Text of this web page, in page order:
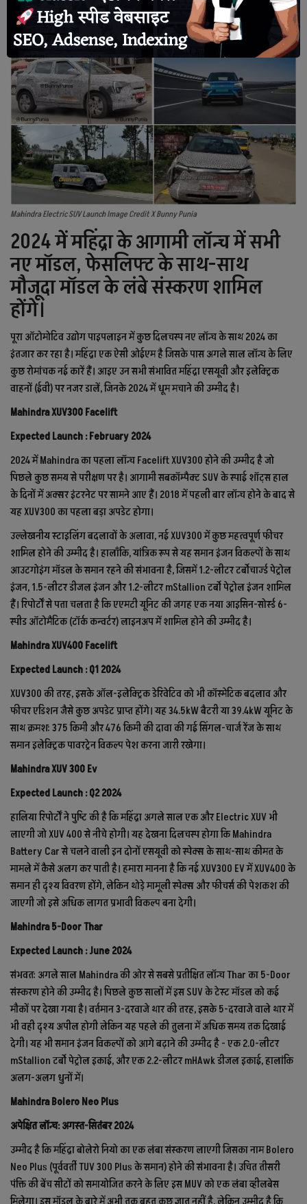
देश
राजनीति
टेक्नोलॉजी
दुनिया
खेल
मानव अधिकार
अन्य
हमें गूगल न्यूज़ पर भी फॉलो करें |
Mahindra Electric SUV Launch Image Credit X Bunny Punia
2024 में महिंद्रा के आगामी लॉन्च में सभी
नए मॉडल, फेसलिफ्ट के साथ-साथ
मौजूदा मॉडल के लंबे संस्करण शामिल
होंगे।
पूरा ऑटोमोटिव उद्योग पाइपलाइन में कुछ दिलचस्प नए लॉन्च के साथ 2024 का
इंतजार कर रहा है। महिंद्रा एक ऐसी ओईएम है जिसके पास अगले साल लॉन्च के लिए
कुछ रोमांचक नई कारें हैं। आइए उन सभी संभावित महिंद्रा एसयूवी और इलेक्ट्रिक
वाहनों (ईवी) पर नजर डालें, जिनके 2024 में धूम मचाने की उम्मीद है।
Mahindra XUV300 Facelift
Expected Launch : February 2024
2024 में Mahindra का पहला लॉन्च Facelift XUV300 होने की उम्मीद है जो
पिछले कुछ समय से परीक्षण पर है। आगामी सबकॉम्पैक्ट SUV के स्पाई शॉट्स हाल
के दिनों में अक्सर इंटरनेट पर सामने आए हैं। 2018 में पहली बार लॉन्च होने के बाद से
यह XUV300 का पहला बड़ा अपडेट होगा।
उल्लेखनीय स्टाइलिंग बदलावों के अलावा, नई XUV300 में कुछ महत्वपूर्ण फीचर
शामिल होने की उम्मीद है। हालाँकि, यांत्रिक रूप से यह समान इंजन विकल्पों के साथ
आउटगोइंग मॉडल के समान रहने की संभावना है, जिसमें 1.2-लीटर टर्बोचार्ज्ड पेट्रोल
इंजन, 1.5-लीटर डीजल इंजन और 1.2-लीटर mStallion टर्बो पेट्रोल इंजन शामिल
हैं। रिपोर्टों से पता चलता है कि एएमटी यूनिट की जगह एक नया आइसिन-सोर्स्ड 6-
स्पीड ऑटोमैटिक (टॉर्क कन्वर्टर) लाइनअप में शामिल होने की उम्मीद है।
Mahindra XUV400 Facelift
Expected Launch : Q1 2024
XUV300 की तरह, इसके ऑल-इलेक्ट्रिक डेरिवेटिव को भी कॉस्मेटिक बदलाव और
फीचर एडिशन जैसे कुछ अपडेट प्राप्त होंगे। यह 34.5kW बैटरी या 39.4kW यूनिट के
साथ क्रमशः 375 किमी और 476 किमी की दावा की गई सिंगल-चार्ज रेंज के साथ
समान इलेक्ट्रिक पावरट्रेन विकल्प पेश करना जारी रखेगा।
Mahindra XUV 300 Ev
Expected Launch : Q2 2024
हालिया रिपोर्टों ने पुष्टि की है कि महिंद्रा अगले साल एक और Electric XUV भी
लाएगी जो XUV 400 से नीचे होगी। यह देखना दिलचस्प होगा कि Mahindra
Battery Car से चलने वाली इन दोनों एसयूवी को स्पेक्स के साथ-साथ कीमत के
मामले में कैसे अलग कर पाती है। हमारा मानना है कि नई XUV300 EV में XUV400 के
समान ही दृश्य विवरण होंगे, लेकिन थोड़े मामूली स्पेक्स और फीचर्स की पेशकश की
जाएगी जो इसे अधिक लागत प्रभावी विकल्प बना देगी।
Mahindra 5-Door Thar
Expected Launch : June 2024
संभवतः अगले साल Mahindra की ओर से सबसे प्रतीक्षित लॉन्च Thar का 5-Door
संस्करण होने की उम्मीद है। पिछले कुछ सालों में इस SUV के टेस्ट मॉडल को कई
मौकों पर देखा गया है। वर्तमान 3-दरवाजे थार की तरह, इसके 5-दरवाजे वाले थार में
भी वही दृश्य अपील होगी लेकिन यह पहले की तुलना में अधिक समय तक दिखाई
देगी। यह भी समान इंजन विकल्पों को आगे बढ़ाने की उम्मीद है - एक 2.0-लीटर
mStallion टर्बो पेट्रोल इकाई, और एक 2.2-लीटर mHAwk डीजल इकाई, हालांकि
अलग-अलग धुनों में।
Mahindra Bolero Neo Plus
अपेक्षित लॉन्च: अगस्त-सितंबर 2024
उम्मीद है कि महिंद्रा बोलेरो नियो का एक लंबा संस्करण लाएगी जिसका नाम Bolero
Neo Plus (पूर्ववर्ती TUV 300 Plus के समान) होने की संभावना है। उचित तीसरी
पंक्ति की बेंच सीटों को समायोजित करने के लिए इस MUV को एक लंबा व्हीलबेस